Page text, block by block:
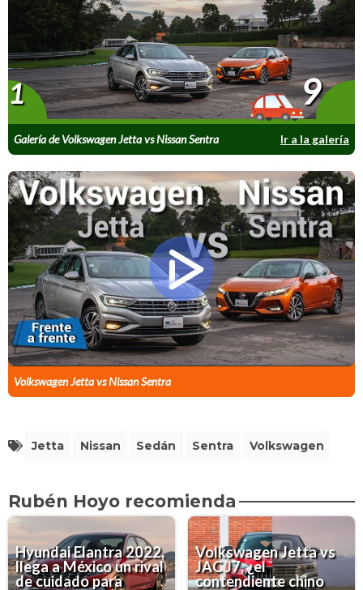
Galería de Volkswagen Jetta vs Nissan Sentra Ir a la galería
1 9
Volkswagen Jetta vs Nissan Sentra
Jetta Nissan Sedán Sentra Volkswagen
Rubén Hoyo recomienda
Hyundai Elantra 2022,
llega a México un rival
de cuidado para
Volkswagen Jetta vs
JAC J7, ¿el
contendiente chino